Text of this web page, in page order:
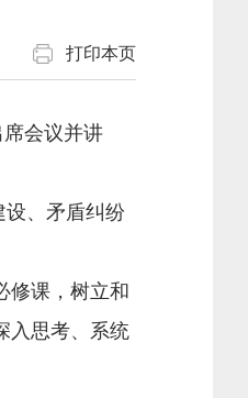
打印本页
会议并讲
、矛盾纠纷
课，树立和
入思考、系统